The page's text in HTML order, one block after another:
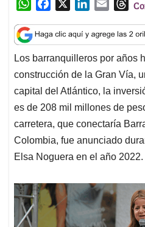
W
a
t
s
A
p
p
c
e
b
o
o
k
n
k
e
d
I
n
a
i
l
T
r
e
a
d
s
Los barranquilleros por años
construcción de la Gran Vía,
capital del Atlántico, la
es de 208 mil millones de
carretera, que conectaría
Colombia, fue anunciado
Elsa Noguera en el año 2022.